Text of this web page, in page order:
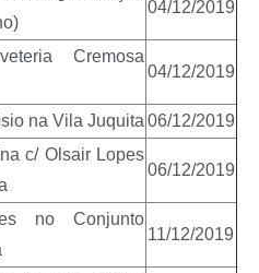
04/12/2019
Cremosa
04/12/2019
na Vila Juquita 06/12/2019
c/ Olsair Lopes
06/12/2019
no Conjunto
11/12/2019